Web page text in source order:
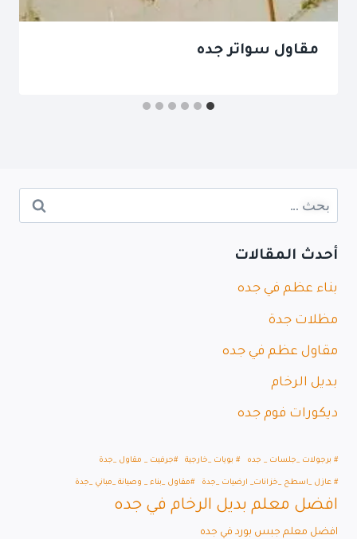
مقاول سواتر جده
أحدث المقالات
بناء عظم في جده
مظلات جدة
مقاول عظم في جده
بديل الرخام
ديكورات فوم جده
# برجولات _جلسات _ جده # بويات _خارجية #جرفيت _ مقاول _جدة
# عازل _اسطح _خزانات_ ارضيات _جدة #مقاول _بناء _ وصيانة _مباني _جدة
افضل معلم بديل الرخام في جده
افضل معلم جبس بورد في جده